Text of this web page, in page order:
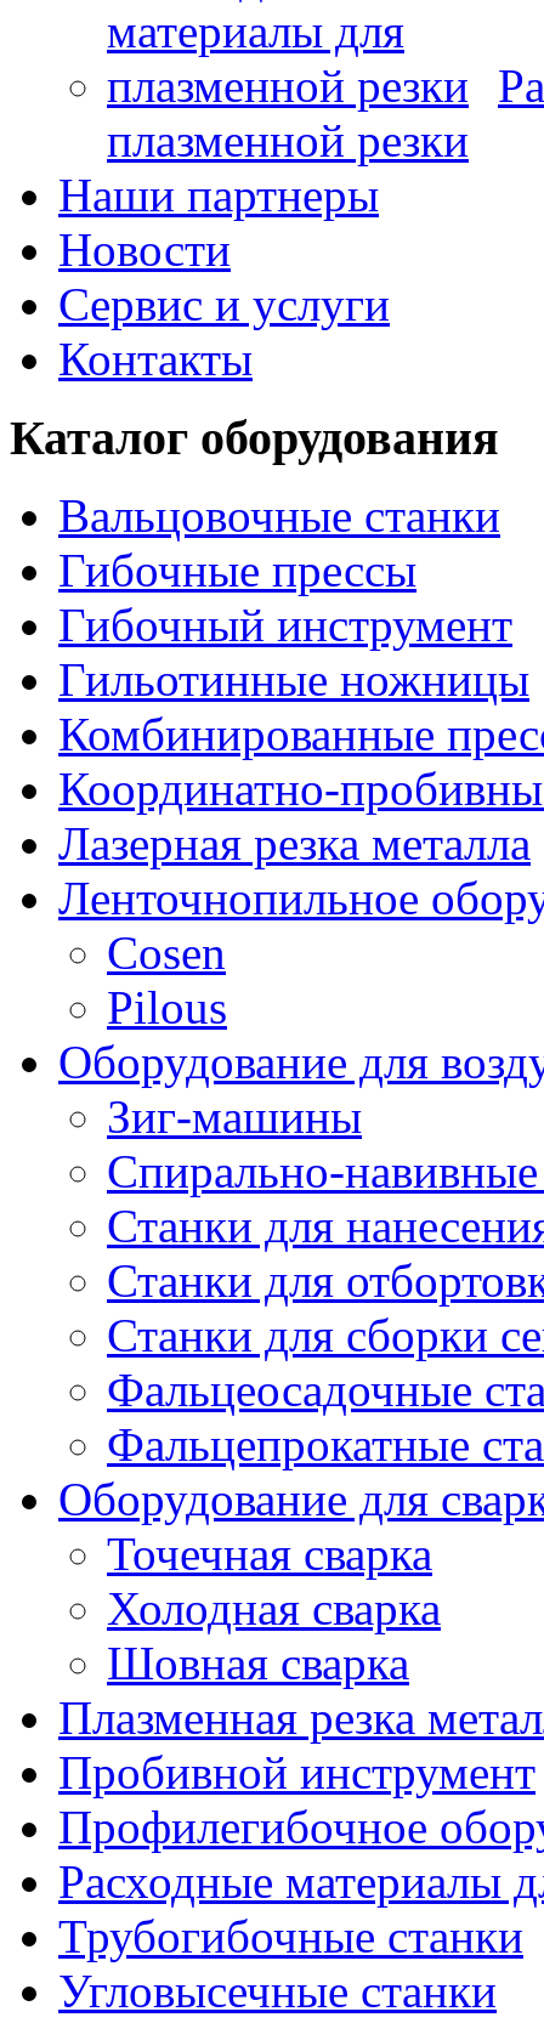
плазменной резки
Наши партнеры
Новости
Сервис и услуги
Контакты
Каталог оборудования
Вальцовочные станки
Гибочные прессы
Гибочный инструмент
Гильотинные ножницы
Комбинированные
Координатно-
Лазерная резка металла
Ленточнопильное
Cosen
Pilous
Оборудование для
Зиг-машины
Спирально-навивные
Станки для
Станки для
Станки для сборки
Фальцеосадочные
Фальцепрокатные
Оборудование для
Точечная сварка
Холодная сварка
Шовная сварка
Плазменная резка
Пробивной инструмент
Профилегибочное
Расходные материалы
Трубогибочные станки
Угловысечные станки